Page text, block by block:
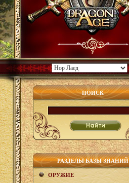
ПОИСК
РАЗДЕЛЫ БАЗЫ ЗНАНИЙ
ОРУЖИЕ